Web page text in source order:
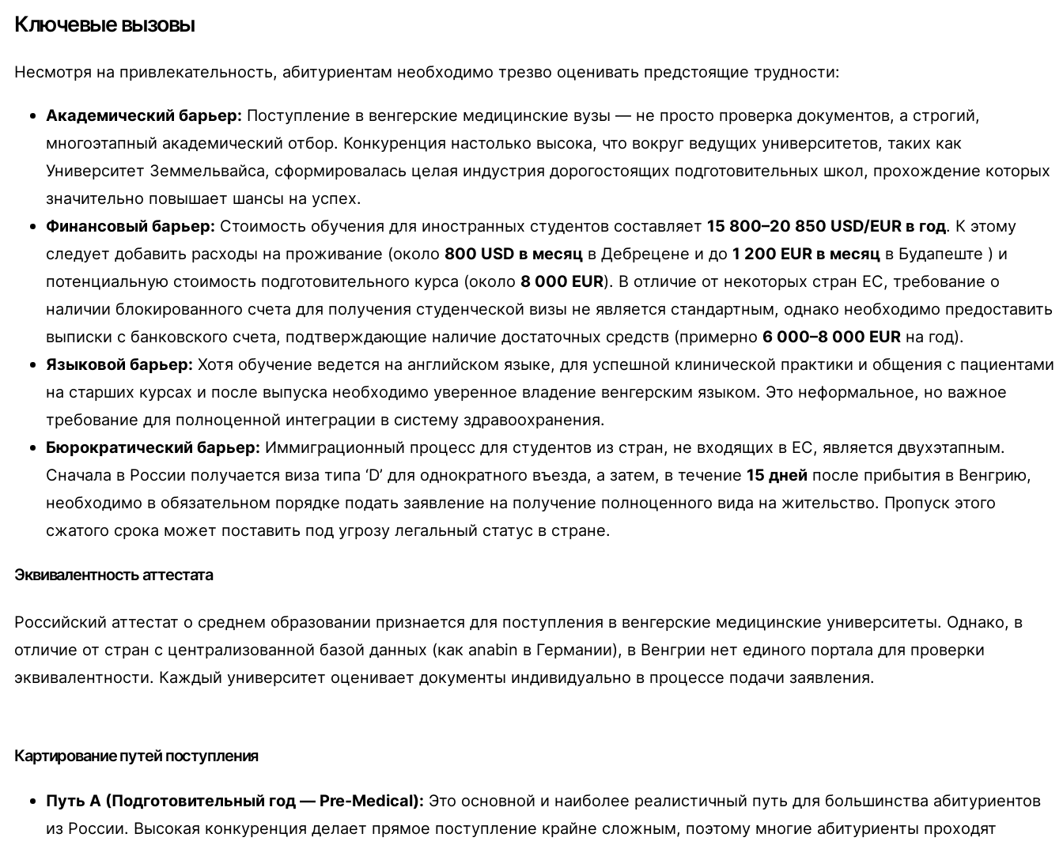
Ключевые вызовы
Несмотря на привлекательность, абитуриентам необходимо трезво оценивать предстоящие трудности:
Академический барьер: Поступление в венгерские медицинские вузы — не просто проверка документов, а строгий,
многоэтапный академический отбор. Конкуренция настолько высока, что вокруг ведущих университетов, таких как
Университет Земмельвайса, сформировалась целая индустрия дорогостоящих подготовительных школ, прохождение которых
значительно повышает шансы на успех.
Финансовый барьер: Стоимость обучения для иностранных студентов составляет 15 800–20 850 USD/EUR в год. К этому
следует добавить расходы на проживание (около 800 USD в месяц в Дебрецене и до 1 200 EUR в месяц в Будапеште ) и
потенциальную стоимость подготовительного курса (около 8 000 EUR). В отличие от некоторых стран ЕС, требование о
наличии блокированного счета для получения студенческой визы не является стандартным, однако необходимо предоставить
выписки с банковского счета, подтверждающие наличие достаточных средств (примерно 6 000–8 000 EUR на год).
Языковой барьер: Хотя обучение ведется на английском языке, для успешной клинической практики и общения с пациентами
на старших курсах и после выпуска необходимо уверенное владение венгерским языком. Это неформальное, но важное
требование для полноценной интеграции в систему здравоохранения.
Бюрократический барьер: Иммиграционный процесс для студентов из стран, не входящих в ЕС, является двухэтапным.
Сначала в России получается виза типа ‘D’ для однократного въезда, а затем, в течение 15 дней после прибытия в Венгрию,
необходимо в обязательном порядке подать заявление на получение полноценного вида на жительство. Пропуск этого
сжатого срока может поставить под угрозу легальный статус в стране.
Эквивалентность аттестата
Российский аттестат о среднем образовании признается для поступления в венгерские медицинские университеты. Однако, в
отличие от стран с централизованной базой данных (как anabin в Германии), в Венгрии нет единого портала для проверки
эквивалентности. Каждый университет оценивает документы индивидуально в процессе подачи заявления.
Картирование путей поступления
Путь А (Подготовительный год — Pre-Medical): Это основной и наиболее реалистичный путь для большинства абитуриентов
из России. Высокая конкуренция делает прямое поступление крайне сложным, поэтому многие абитуриенты проходят